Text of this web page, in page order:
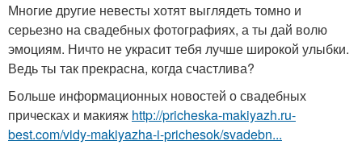
Многие другие невесты хотят выглядеть томно и
серьезно на свадебных фотографиях, а ты дай волю
эмоциям. Ничто не украсит тебя лучше широкой улыбки.
Ведь ты так прекрасна, когда счастлива?
Больше информационных новостей о свадебных
прическах и макияж http://pricheska-makiyazh.ru-
best.com/vidy-makiyazha-i-prichesok/svadebn...